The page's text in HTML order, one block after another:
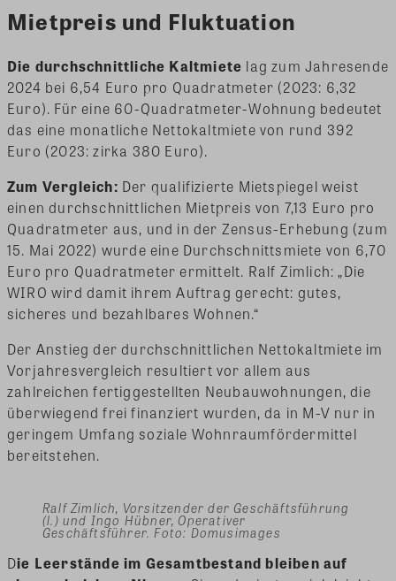
Mietpreis und Fluktuation
Die durchschnittliche Kaltmiete lag zum Jahresende
2024 bei 6,54 Euro pro Quadratmeter (2023: 6,32
Euro). Für eine 60-Quadratmeter-Wohnung bedeutet
das eine monatliche Nettokaltmiete von rund 392
Euro (2023: zirka 380 Euro).
Zum Vergleich: Der qualifizierte Mietspiegel weist
einen durchschnittlichen Mietpreis von 7,13 Euro pro
Quadratmeter aus, und in der Zensus-Erhebung (zum
15. Mai 2022) wurde eine Durchschnittsmiete von 6,70
Euro pro Quadratmeter ermittelt. Ralf Zimlich: „Die
WIRO wird damit ihrem Auftrag gerecht: gutes,
sicheres und bezahlbares Wohnen.“
Der Anstieg der durchschnittlichen Nettokaltmiete im
Vorjahresvergleich resultiert vor allem aus
zahlreichen fertiggestellten Neubauwohnungen, die
überwiegend frei finanziert wurden, da in M-V nur in
geringem Umfang soziale Wohnraumfördermittel
bereitstehen.
Ralf Zimlich, Vorsitzender der Geschäftsführung
(l.) und Ingo Hübner, Operativer
Geschäftsführer. Foto: Domusimages
Die Leerstände im Gesamtbestand bleiben auf